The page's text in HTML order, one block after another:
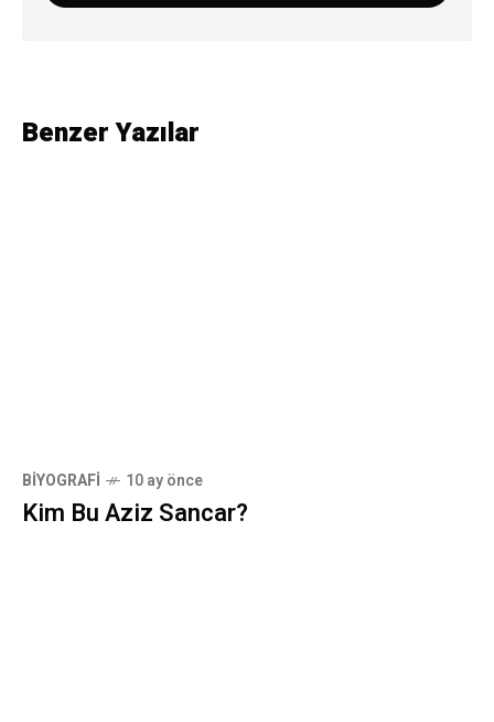
Benzer Yazılar
BIYOGRAFI 10 ay önce
Kim Bu Aziz Sancar?